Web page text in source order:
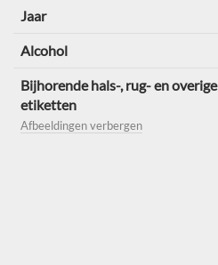
Jaar
Alcohol
Bijhorende hals-, rug- en overige
etiketten
Afbeeldingen verbergen